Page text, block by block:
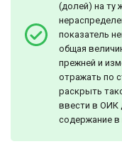
(долей) на ту
показатель
общая
прежней и
отражать по
раскрыть
ввести в ОИК
содержание в